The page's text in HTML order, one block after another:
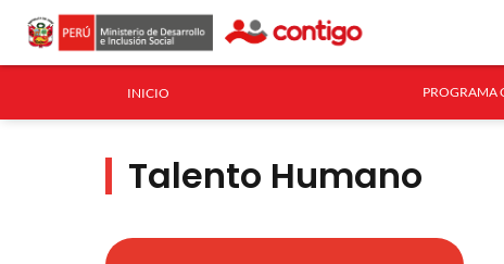
INICIO PROGRAMA
Talento Humano